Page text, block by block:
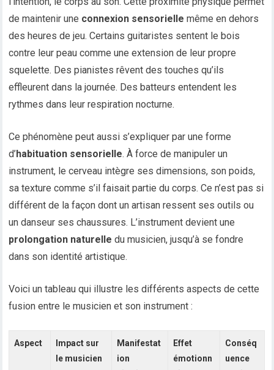
de maintenir une connexion sensorielle même en dehors
des heures de jeu. Certains guitaristes sentent le bois
contre leur peau comme une extension de leur propre
squelette. Des pianistes rêvent des touches qu’ils
effleurent dans la journée. Des batteurs entendent les
rythmes dans leur respiration nocturne.
Ce phénomène peut aussi s’expliquer par une forme
d’habituation sensorielle. À force de manipuler un
instrument, le cerveau intègre ses dimensions, son poids,
sa texture comme s’il faisait partie du corps. Ce n’est pas si
différent de la façon dont un artisan ressent ses outils ou
un danseur ses chaussures. L’instrument devient une
prolongation naturelle du musicien, jusqu’à se fondre
dans son identité artistique.
Voici un tableau qui illustre les différents aspects de cette
fusion entre le musicien et son instrument :
Aspect
Impact sur
le musicien
Manifestat
ion
Effet
émotionn
Conséq
uence